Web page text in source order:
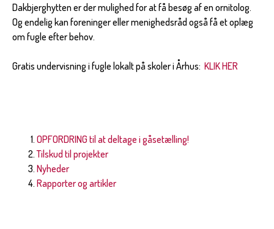
Dakbjerghytten er der mulighed for at få besøg af en ornitolog.
Og endelig kan foreninger eller menighedsråd også få et oplæg
om fugle efter behov.
Gratis undervisning i fugle lokalt på skoler i Århus: KLIK HER
OPFORDRING til at deltage i gåsetælling!
Tilskud til projekter
Nyheder
Rapporter og artikler